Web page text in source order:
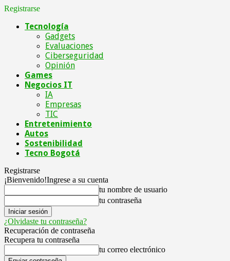
Registrarse
Tecnología
Gadgets
Evaluaciones
Ciberseguridad
Opinión
Games
Negocios IT
IA
Empresas
TIC
Entretenimiento
Autos
Sostenibilidad
Tecno Bogotá
Registrarse
¡Bienvenido!Ingrese a su cuenta
tu nombre de usuario
tu contraseña
¿Olvidaste tu contraseña?
Recuperación de contraseña
Recupera tu contraseña
tu correo electrónico